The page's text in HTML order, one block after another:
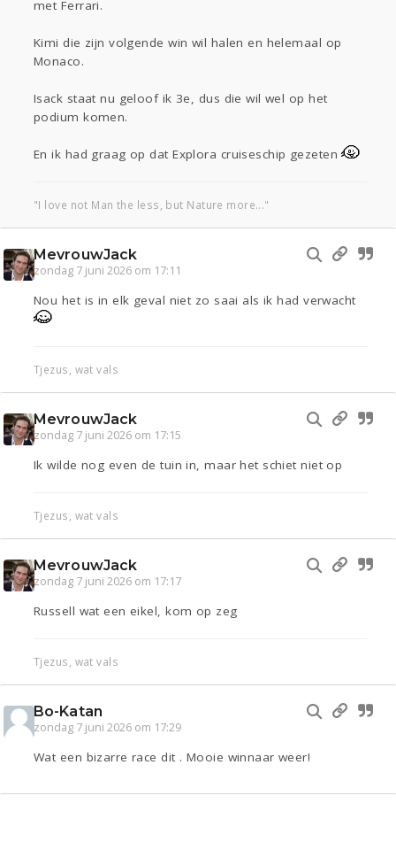
met Ferrari.
Kimi die zijn volgende win wil halen en helemaal op
Monaco.
Isack staat nu geloof ik 3e, dus die wil wel op het
podium komen.
En ik had graag op dat Explora cruiseschip gezeten
"I love not Man the less, but Nature more..."
MevrouwJack
zondag 7 juni 2026 om 17:11
Nou het is in elk geval niet zo saai als ik had verwacht
Tjezus, wat vals
MevrouwJack
zondag 7 juni 2026 om 17:15
Ik wilde nog even de tuin in, maar het schiet niet op
Tjezus, wat vals
MevrouwJack
zondag 7 juni 2026 om 17:17
Russell wat een eikel, kom op zeg
Tjezus, wat vals
Bo-Katan
zondag 7 juni 2026 om 17:29
Wat een bizarre race dit . Mooie winnaar weer!